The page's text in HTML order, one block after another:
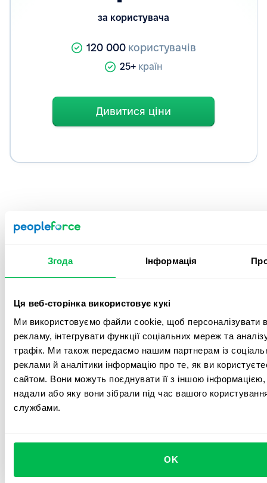
Згода Інформація
Ця веб-сторінка використовує кукі
Ми використовуємо файли cookie, щоб персоналізувати
рекламу, інтегрувати функції соціальних мереж та
трафік. Ми також передаємо нашим партнерам із
реклами й аналітики інформацію про те, як ви
сайтом. Вони можуть поєднувати її з іншою інформацією,
надали або яку вони зібрали під час вашого
службами.
OK
за користувача
120 000 користувачів
25+ країн
Дивитися ціни
Одна платформа для всього
життєвого циклу
Core HR - це лише фундамент. Ви можете додати ATS,
працюватиме разом.
Perform